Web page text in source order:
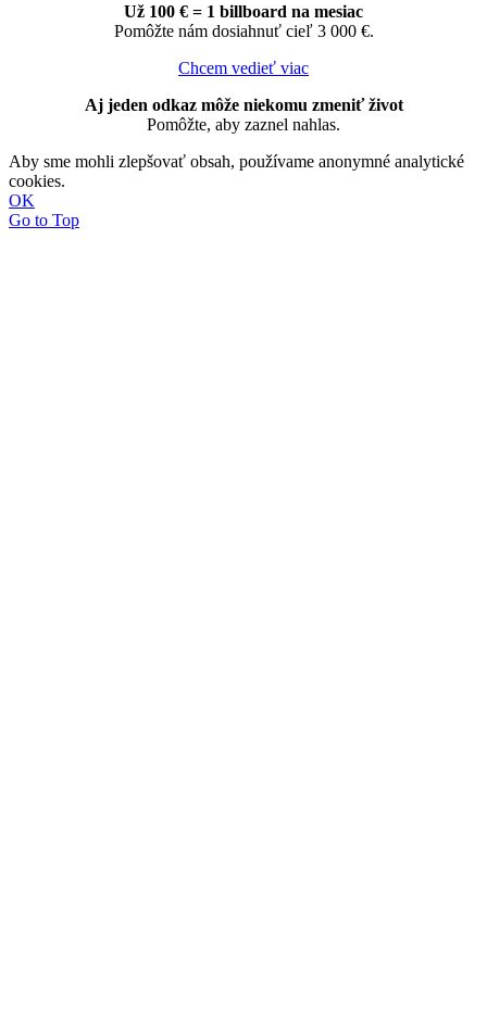
Už 100 € = 1 billboard na mesiac
Pomôžte nám dosiahnuť cieľ 3 000 €.
Chcem vedieť viac
Aj jeden odkaz môže niekomu zmeniť život
Pomôžte, aby zaznel nahlas.
Aby sme mohli zlepšovať obsah, používame anonymné analytické
cookies.
OK
Go to Top